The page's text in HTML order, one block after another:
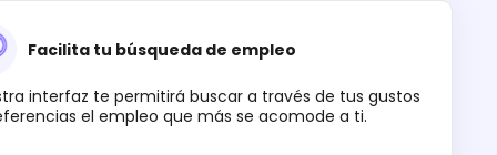
Facilita tu búsqueda de empleo
interfaz te permitirá buscar a través de tus gustos
el empleo que más se acomode a ti.